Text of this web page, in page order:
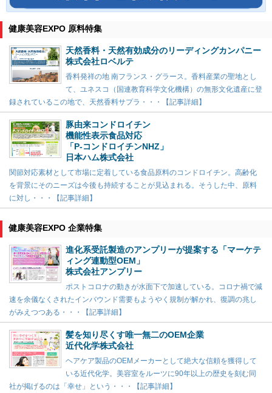
健康美容EXPO 原料特集
天然香料・天然有効成分のリーディングカンパニー
株式会社ロベルテ
香料発祥の地 南フランス・グラース。香料産業の聖地とし
て、ユネスコ（国連教育科学文化機構）の無形文化遺産に登
録されているこの地で、天然香料サプラ・・・【記事詳細】
豚由来コンドロイチン
機能性表示食品対応
「P-コンドロイチンNHZ」
日本ハム株式会社
関節対応素材として市場に定着している食品原料のコンドロイチン。高齢化
を背景にそのニーズは今後も持続することが見込まれる。そうした中、原料
に対し・・・【記事詳細】
健康美容EXPO 企業特集
進化系受託製造のアンプリーが提案する「マーケテ
ィング連動型OEM」
株式会社アンプリー
ポストコロナの動きが水面下で加速している。コロナ禍で減
速を余儀なくされたインバウンド需要もようやく規制が解かれ、復調の兆し
がみえつつある・・・【記事詳細】
髪を知り尽くす唯一無二のOEM企業
近代化学株式会社
ヘアケア製品のOEMメーカーとして絶大な信頼を獲得して
いる近代化学。美容室をルーツに90年以上の歴史を刻む同
社が掲げるのは「幸せ」という・・・【記事詳細】